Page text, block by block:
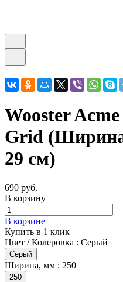
Wooster
Grid
29 см)
690 руб.
В корзину
В корзине
Купить в 1 клик
Цвет / Колеровка : Серый
Серый
Ширина, мм : 250
250